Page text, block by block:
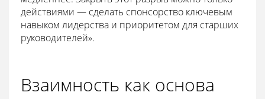
действиями — сделать спонсорство ключевым
навыком лидерства и приоритетом для старших
руководителей».
Взаимность как основа